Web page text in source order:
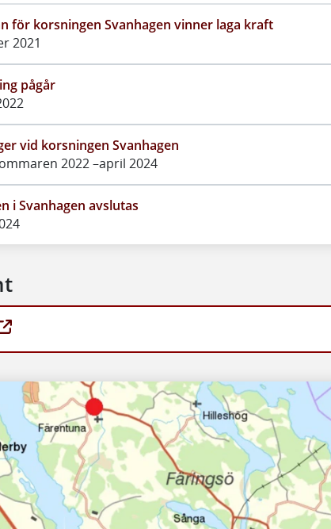
för korsningen Svanhagen vinner laga kraft
2021
pågår
vid korsningen Svanhagen
2022 –april 2024
i Svanhagen avslutas